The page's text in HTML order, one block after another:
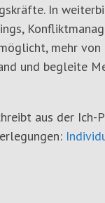
In
mehr
und begleite
aus der